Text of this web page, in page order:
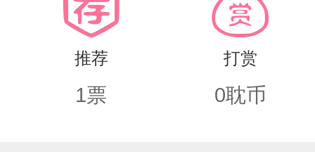
弄疼他，但身上有好闻的味道，能让
笼，斩断了他与外界所有的联系。“
推荐
1票
打赏
0耽币